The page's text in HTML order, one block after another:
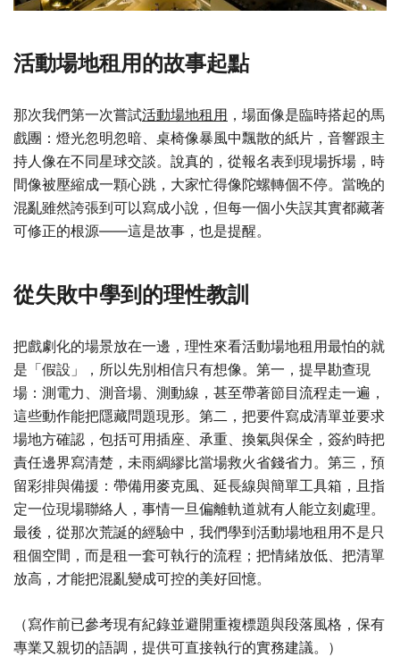
活動場地租用的故事起點
那次我們第一次嘗試活動場地租用 ，場面像是臨時搭起的馬
戲團：燈光忽明忽暗、桌椅像暴風中飄散的紙片，音響跟主
持人像在不同星球交談。說真的，從報名表到現場拆場，時
間像被壓縮成一顆心跳，大家忙得像陀螺轉個不停。當晚的
混亂雖然誇張到可以寫成小說，但每一個小失誤其實都藏著
可修正的根源——這是故事，也是提醒。
從失敗中學到的理性教訓
把戲劇化的場景放在一邊，理性來看活動場地租用最怕的就
是「假設」，所以先別相信只有想像。第一，提早勘查現
場：測電力、測音場、測動線，甚至帶著節目流程走一遍，
這些動作能把隱藏問題現形。第二，把要件寫成清單並要求
場地方確認，包括可用插座、承重、換氣與保全，簽約時把
責任邊界寫清楚，未雨綢繆比當場救火省錢省力。第三，預
留彩排與備援：帶備用麥克風、延長線與簡單工具箱，且指
定一位現場聯絡人，事情一旦偏離軌道就有人能立刻處理。
最後，從那次荒誕的經驗中，我們學到活動場地租用不是只
租個空間，而是租一套可執行的流程；把情緒放低、把清單
放高，才能把混亂變成可控的美好回憶。
（寫作前已參考現有紀錄並避開重複標題與段落風格，保有
專業又親切的語調，提供可直接執行的實務建議。）